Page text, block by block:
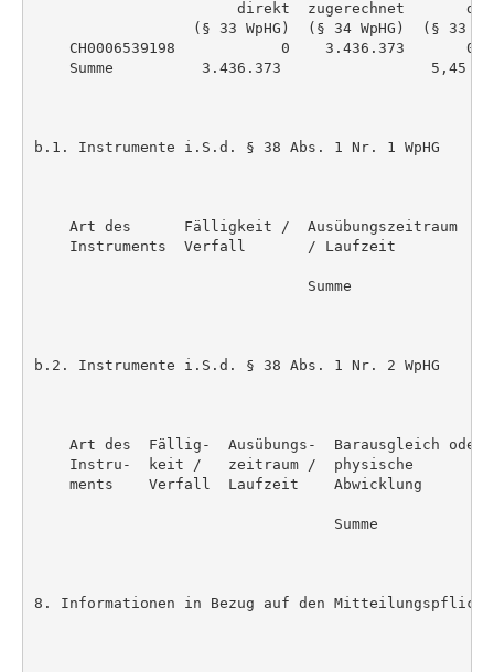
direkt  zugerechnet
(§ 33 WpHG)  (§ 34 WpHG)  (§ 33
CH0006539198            0    3.436.373
    Summe          3.436.373                 5,45 %
b.1. Instrumente i.S.d. § 38 Abs. 1 Nr. 1 WpHG
Art des      Fälligkeit /  Ausübungszeitraum
Instruments  Verfall       / Laufzeit
Summe
b.2. Instrumente i.S.d. § 38 Abs. 1 Nr. 2 WpHG
Art des  Fällig-  Ausübungs-  Barausgleich oder
Instru-  keit /   zeitraum /  physische
ments    Verfall  Laufzeit    Abwicklung
Summe
8. Informationen in Bezug auf den